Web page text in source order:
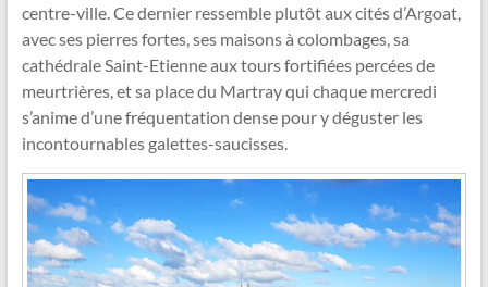
centre-ville. Ce dernier ressemble plutôt aux cités d’Argoat,
avec ses pierres fortes, ses maisons à colombages, sa
cathédrale Saint-Etienne aux tours fortifiées percées de
meurtrières, et sa place du Martray qui chaque mercredi
s’anime d’une fréquentation dense pour y déguster les
incontournables galettes-saucisses.